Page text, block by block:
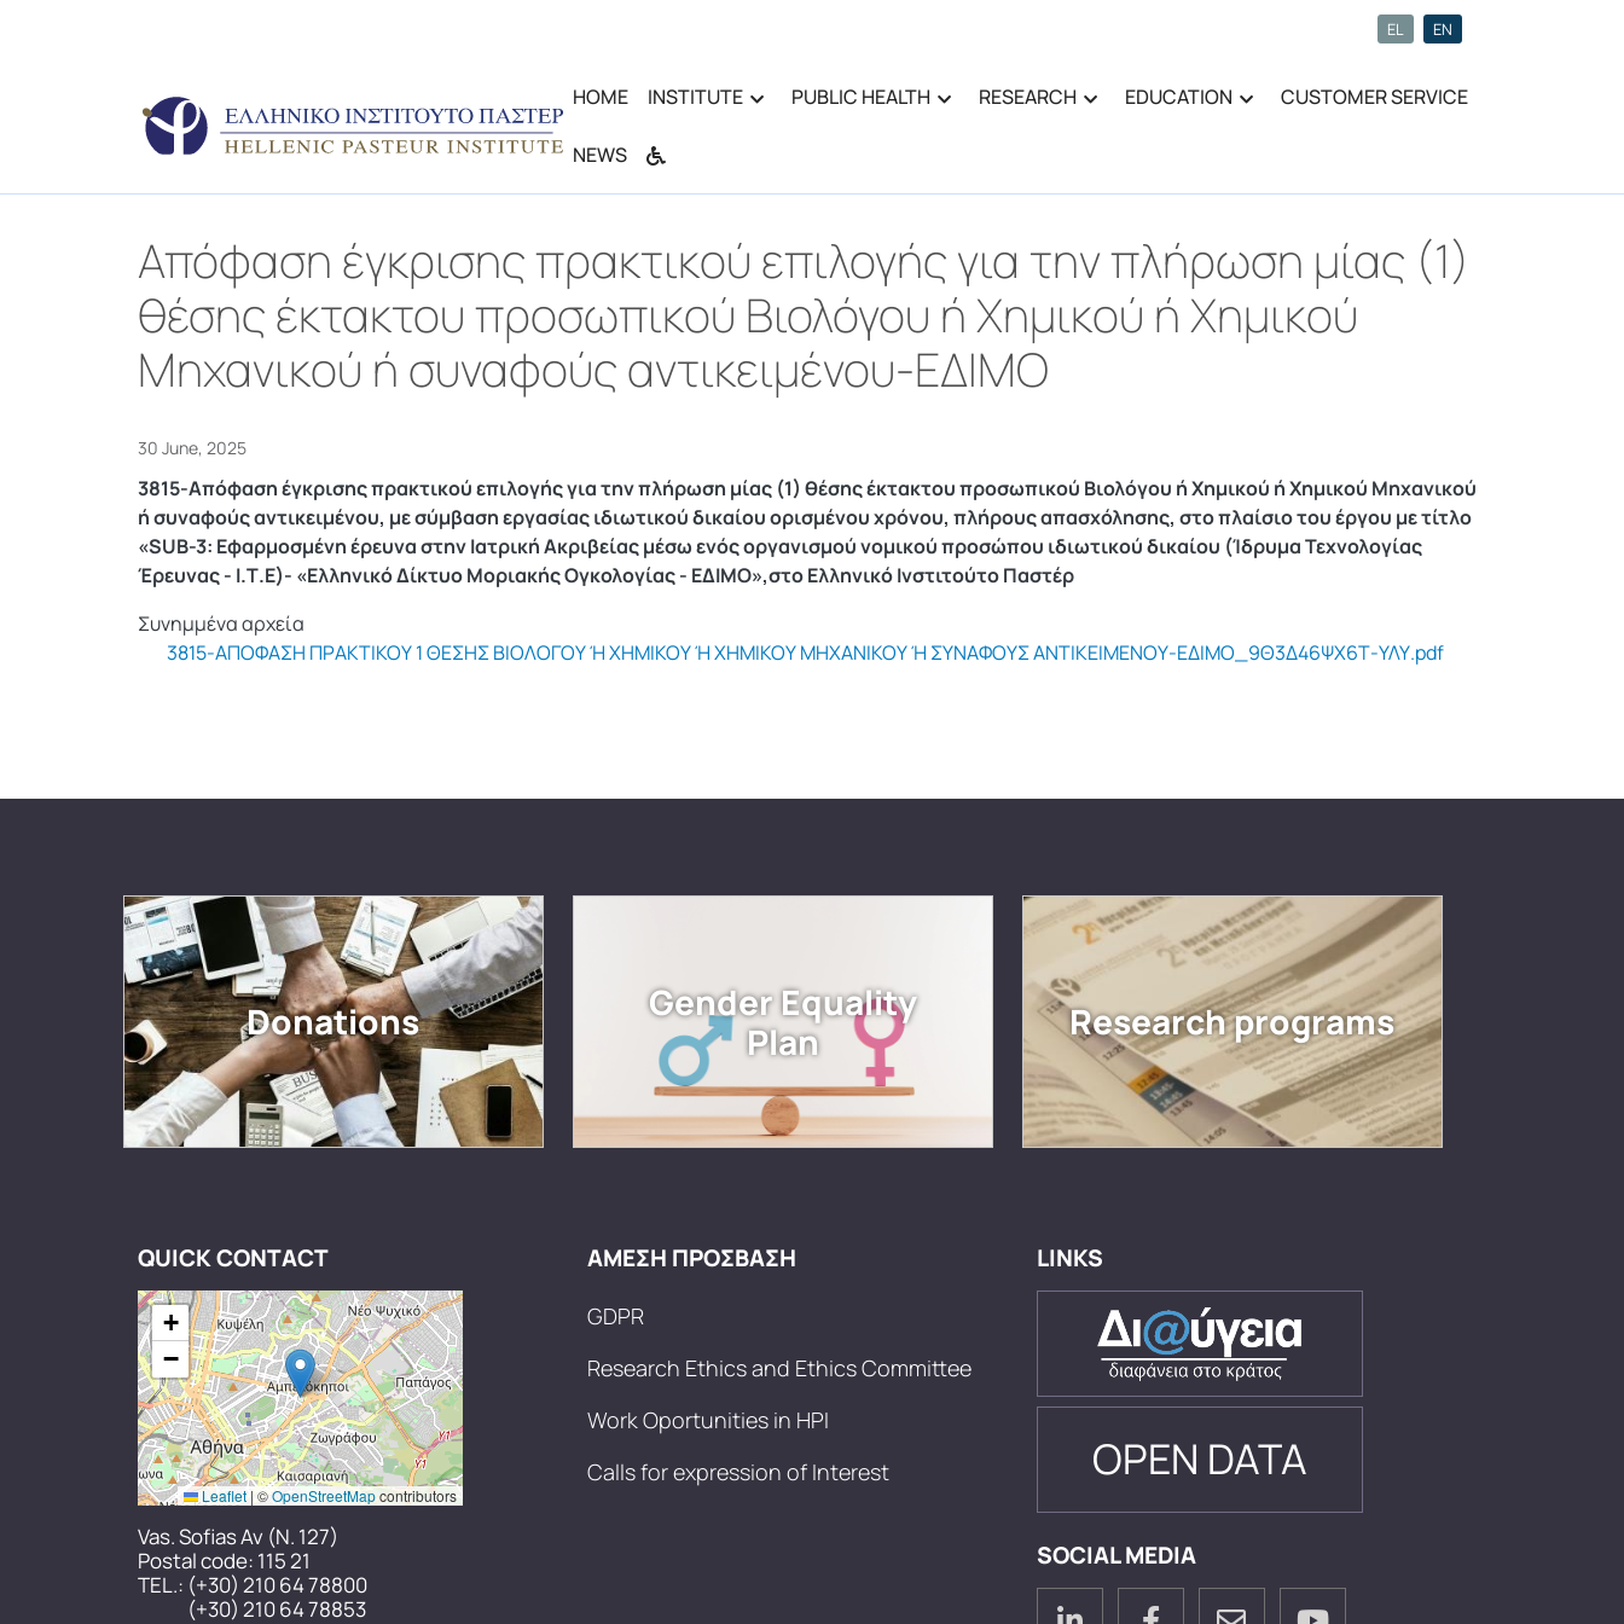
EL EN
HOME INSTITUTE PUBLIC HEALTH RESEARCH EDUCATION CUSTOMER SERVICE
NEWS
Απόφαση έγκρισης πρακτικού επιλογής για την πλήρωση μίας (1)
θέσης έκτακτου προσωπικού Βιολόγου ή Χημικού ή Χημικού
Μηχανικού ή συναφούς αντικειμένου-ΕΔΙΜΟ
30 June, 2025
3815-Απόφαση έγκρισης πρακτικού επιλογής για την πλήρωση μίας (1) θέσης έκτακτου προσωπικού Βιολόγου ή Χημικού ή Χημικού Μηχανικού
ή συναφούς αντικειμένου, με σύμβαση εργασίας ιδιωτικού δικαίου ορισμένου χρόνου, πλήρους απασχόλησης, στο πλαίσιο του έργου με τίτλο
«SUB-3: Εφαρμοσμένη έρευνα στην Ιατρική Ακριβείας μέσω ενός οργανισμού νομικού προσώπου ιδιωτικού δικαίου (Ίδρυμα Τεχνολογίας
Έρευνας - Ι.Τ.Ε)- «Ελληνικό Δίκτυο Μοριακής Ογκολογίας - ΕΔΙΜΟ»,στο Ελληνικό Ινστιτούτο Παστέρ
Συνημμένα αρχεία
3815-ΑΠΟΦΑΣΗ ΠΡΑΚΤΙΚΟΥ 1 ΘΕΣΗΣ ΒΙΟΛΟΓΟΥ Ή ΧΗΜΙΚΟΥ Ή ΧΗΜΙΚΟΥ ΜΗΧΑΝΙΚΟΥ Ή ΣΥΝΑΦΟΥΣ ΑΝΤΙΚΕΙΜΕΝΟΥ-ΕΔΙΜΟ_9Θ3Δ46ΨΧ6Τ-ΥΛΥ.pdf
Donations
Gender Equality
Plan
Research programs
QUICK CONTACT
+
−
Leaflet | ©OpenStreetMapcontributors
Vas. Sofias Av (N. 127)
Postal code: 115 21
TEL.: (+30) 210 64 78800
(+30) 210 64 78853
ΑΜΕΣΗ ΠΡΟΣΒΑΣΗ
GDPR
Research Ethics and Ethics Committee
Work Oportunities in HPI
Calls for expression of Interest
LINKS
OPEN DATA
SOCIAL MEDIA